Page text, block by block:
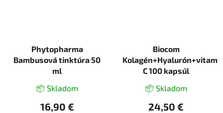
Phytopharma
Bambusová tinktúra 50
ml
📦 Skladom
16,90 €
Biocom
C 100 kapsúl
📦 Skladom
24,50 €